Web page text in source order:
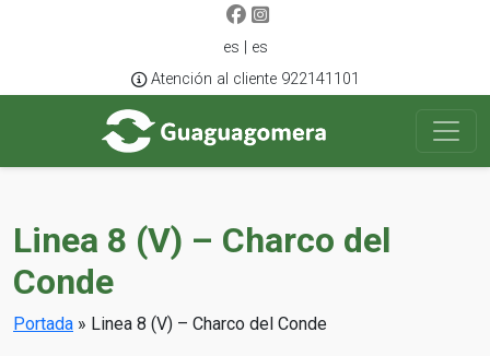
es | es
Atención al cliente 922141101
Linea 8 (V) – Charco del
Conde
Portada » Linea 8 (V) – Charco del Conde